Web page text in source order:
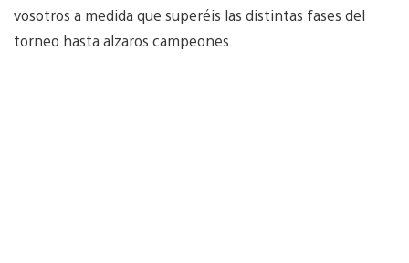
vosotros a medida que superéis las distintas fases del
torneo hasta alzaros campeones.